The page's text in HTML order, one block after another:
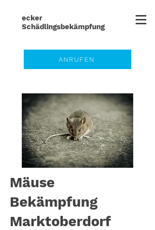
ecker
Schädlingsbekämpfung
ANRUFEN
Mäuse
Bekämpfung
Marktoberdorf